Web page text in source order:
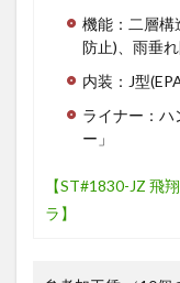
機能：二層構
防止)、雨垂
内装：J型
ライナー：ハ
ー」
【ST#1830-JZ 飛
ラ】